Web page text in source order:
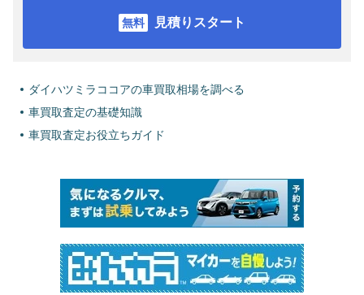
見積りスタート
ダイハツミラココアの車買取相場を調べる
車買取査定の基礎知識
車買取査定お役立ちガイド